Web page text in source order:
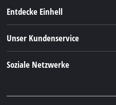
Entdecke Einhell
Nachhaltigkeit
Unser Kundenservice
Soziale Netzwerke